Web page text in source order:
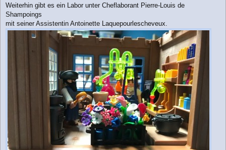
Weiterhin gibt es ein Labor unter Cheflaborant Pierre-Louis de
Shampoings
mit seiner Assistentin Antoinette Laquepourlescheveux.